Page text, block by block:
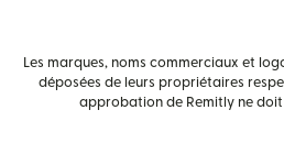
Les marques, noms commerciaux et
déposées de leurs propriétaires
approbation de Remitly ne doit